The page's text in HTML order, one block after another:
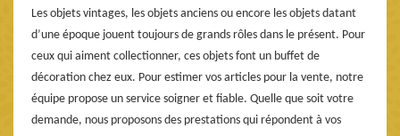
Les objets vintages, les objets anciens ou encore les objets datant
d’une époque jouent toujours de grands rôles dans le présent. Pour
ceux qui aiment collectionner, ces objets font un buffet de
décoration chez eux. Pour estimer vos articles pour la vente, notre
équipe propose un service soigner et fiable. Quelle que soit votre
demande, nous proposons des prestations qui répondent à vos